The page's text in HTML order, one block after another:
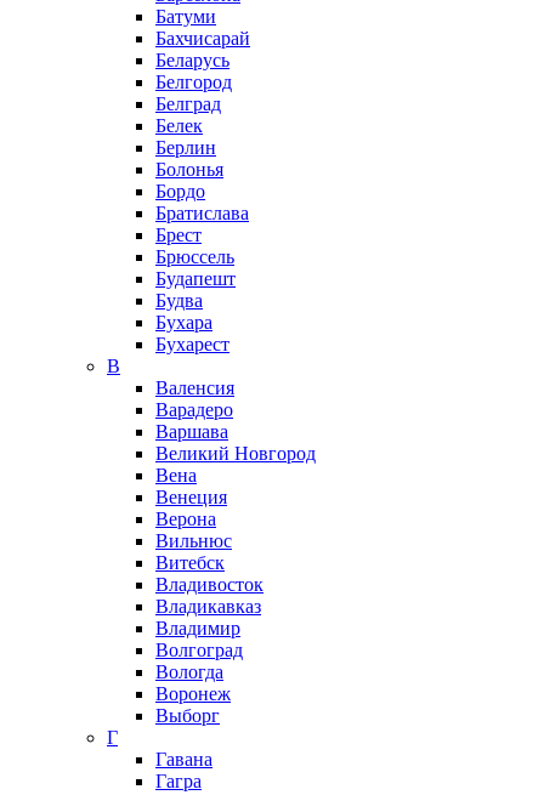
Батуми
Бахчисарай
Беларусь
Белгород
Белград
Белек
Берлин
Болонья
Бордо
Братислава
Брест
Брюссель
Будапешт
Будва
Бухара
Бухарест
В
Валенсия
Варадеро
Варшава
Великий Новгород
Вена
Венеция
Верона
Вильнюс
Витебск
Владивосток
Владикавказ
Владимир
Волгоград
Вологда
Воронеж
Выборг
Г
Гавана
Гагра